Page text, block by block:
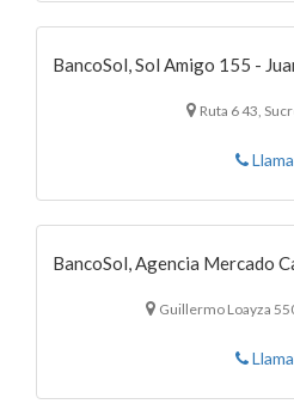
BancoSol, Sol Amigo 155 -
Ruta 6 43,
BancoSol, Agencia Mercado
Guillermo Loayza